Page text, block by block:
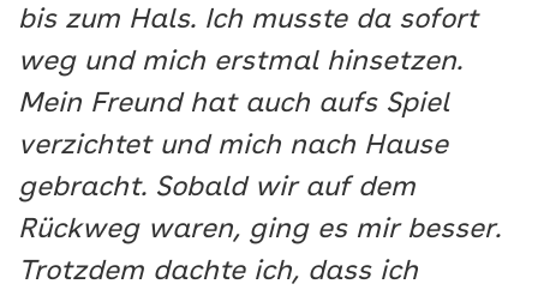
bis zum Hals. Ich musste da sofort
weg und mich erstmal hinsetzen.
Mein Freund hat auch aufs Spiel
verzichtet und mich nach Hause
gebracht. Sobald wir auf dem
Rückweg waren, ging es mir besser.
Trotzdem dachte ich, dass ich